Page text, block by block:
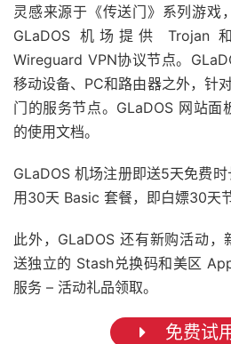
灵感来源于《传送门》系列游戏
GLaDOS 机场提供 Trojan
Wireguard VPN协议节点。
移动设备、PC和路由器之外，针
门的服务节点。GLaDOS 网站面
的使用文档。
GLaDOS 机场注册即送5天免费
用30天 Basic 套餐，即白嫖30天节
此外，GLaDOS 还有新购活动
送独立的 Stash兑换码和美区
服务 – 活动礼品领取。
免费试